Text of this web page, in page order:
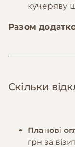
кучеряву
Разом
Скільки
Планові
грн за